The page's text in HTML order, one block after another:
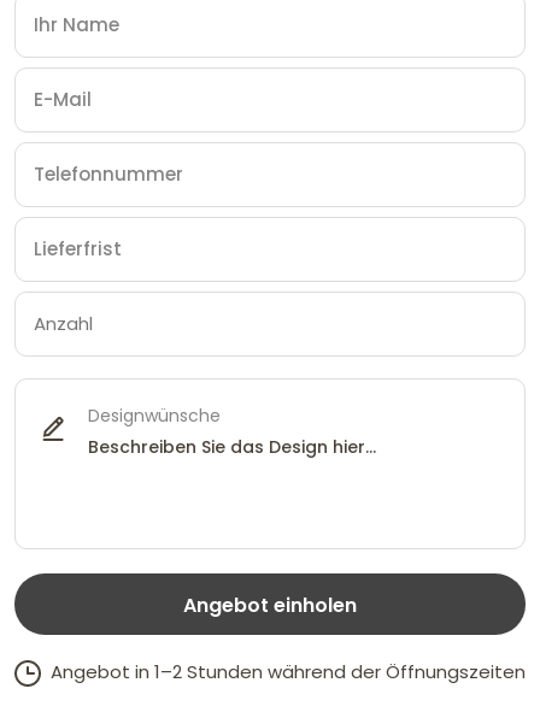
Designwünsche
Angebot einholen
Angebot in 1–2 Stunden während der Öffnungszeiten